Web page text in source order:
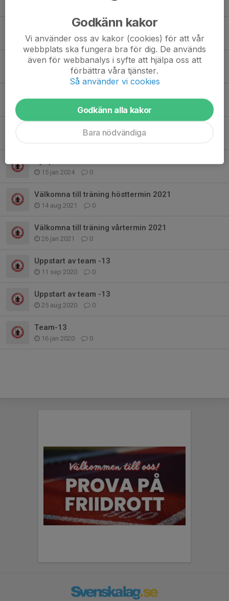
Välkomna till träningsåret 2026
30 dec 2025 0
Tack för träningsåret 2025
23 dec 2025 2
0
Team 13 - tack för träningsåret 2024
15 jan 2024 0
Välkomna till träning hösttermin 2021
14 aug 2021 0
Välkomna till träning vårtermin 2021
26 jan 2021 0
Uppstart av team -13
11 sep 2020 0
Uppstart av team -13
25 aug 2020 0
Team-13
16 jan 2020 0
Godkänn kakor
Vi använder oss av kakor (cookies) för att vår
webbplats ska fungera bra för dig. De används
även för webbanalys i syfte att hjälpa oss att
förbättra våra tjänster.
Så använder vi cookies
Godkänn alla kakor
Bara nödvändiga